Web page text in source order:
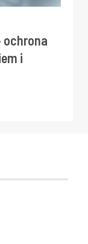
ochrona
i